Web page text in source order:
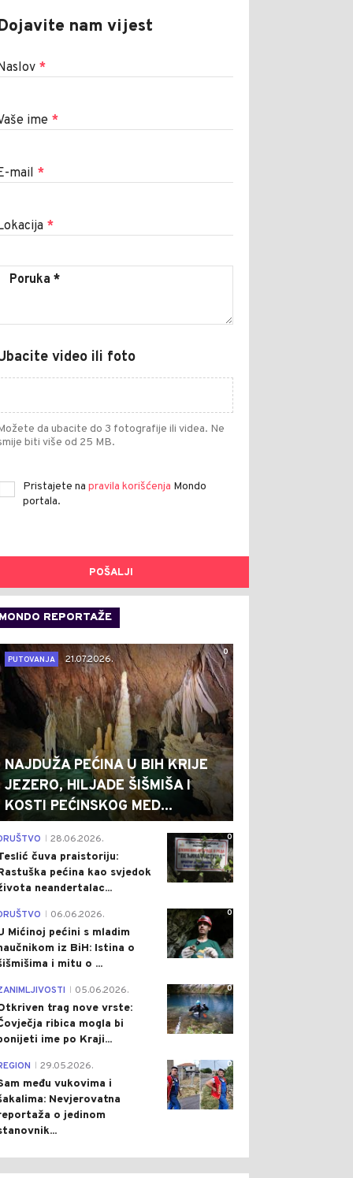
nam vijest
*
ime *
mail *
*
video ili foto
da ubacite do 3 fotografije ili videa. Ne
biti više od 25 MB.
Pristajete na pravila korišćenja Mondo
portala.
POŠALJI
MONDO REPORTAŽE
0
PUTOVANJA
21.07.2026.
NAJDUŽA PEĆINA U BIH KRIJE
JEZERO, HILJADE ŠIŠMIŠA I
KOSTI PEĆINSKOG MED...
0
28.06.2026.
čuva praistoriju:
pećina kao svjedok
neandertalac...
0
06.06.2026.
Mićinoj pećini s mladim
iz BiH: Istina o
i mitu o ...
0
05.06.2026.
trag nove vrste:
ribica mogla bi
ime po Kraji...
0
29.05.2026.
među vukovima i
Nevjerovatna
o jedinom